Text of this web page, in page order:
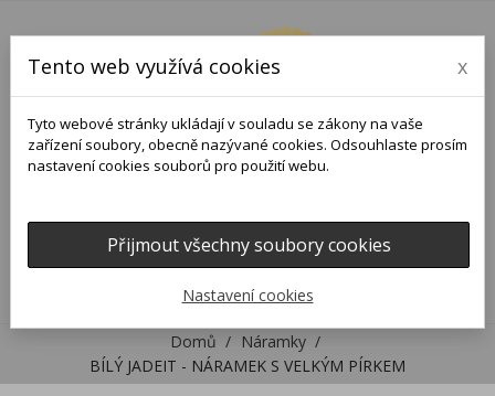
Domů
Náramky
BÍLÝ JADEIT - NÁRAMEK S VELKÝM PÍRKEM
Tento web využívá cookies x
Tyto webové stránky ukládají v souladu se zákony na vaše
zařízení soubory, obecně nazývané cookies. Odsouhlaste prosím
nastavení cookies souborů pro použití webu.
Přijmout všechny soubory cookies
Nastavení cookies